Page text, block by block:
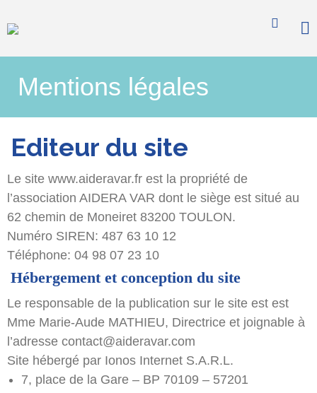
Histoire & valeurs
Nos partenaires
Vous informer
L’autisme en bref
Nos actualités
Formation & recherche
Vous accompagner
Jeunesse
Adultes
Soins & santé
Loisirs & Repit
Vous engager
Mentions légales
Editeur du site
Le site www.aideravar.fr est la propriété de
l’association AIDERA VAR dont le siège est situé au
62 chemin de Moneiret 83200 TOULON.
Numéro SIREN: 487 63 10 12
Téléphone: 04 98 07 23 10
Hébergement et conception du site
Le responsable de la publication sur le site est est
Mme Marie-Aude MATHIEU, Directrice et joignable à
l’adresse contact@aideravar.com
Site hébergé par Ionos Internet S.A.R.L.
7, place de la Gare – BP 70109 – 57201